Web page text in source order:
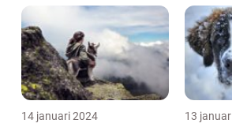
14 januari 2024 13